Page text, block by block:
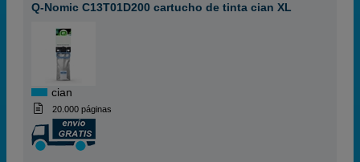
Q-Nomic C13T01D200 cartucho de tinta cian XL
cian
20.000 páginas